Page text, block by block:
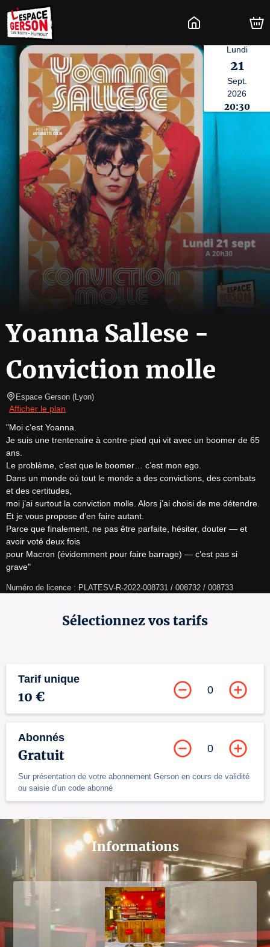
Lundi
21
Sept.
2026
20:30
Yoanna Sallese -
Conviction molle
Espace Gerson (Lyon)
Afficher le plan
"Moi c’est Yoanna.
Je suis une trentenaire à contre-pied qui vit avec un boomer de 65
ans.
Le problème, c’est que le boomer… c’est mon ego.
Dans un monde où tout le monde a des convictions, des combats
et des certitudes,
moi j’ai surtout la conviction molle. Alors j’ai choisi de me détendre.
Et je vous propose d’en faire autant.
Parce que finalement, ne pas être parfaite, hésiter, douter — et
avoir voté deux fois
pour Macron (évidemment pour faire barrage) — c’est pas si
grave"
Numéro de licence : PLATESV-R-2022-008731 / 008732 / 008733
Sélectionnez vos tarifs
Tarif unique
10 € 0
Abonnés
Gratuit
Sur présentation de votre abonnement Gerson en cours de validité
ou saisie d'un code abonné
0
Informations